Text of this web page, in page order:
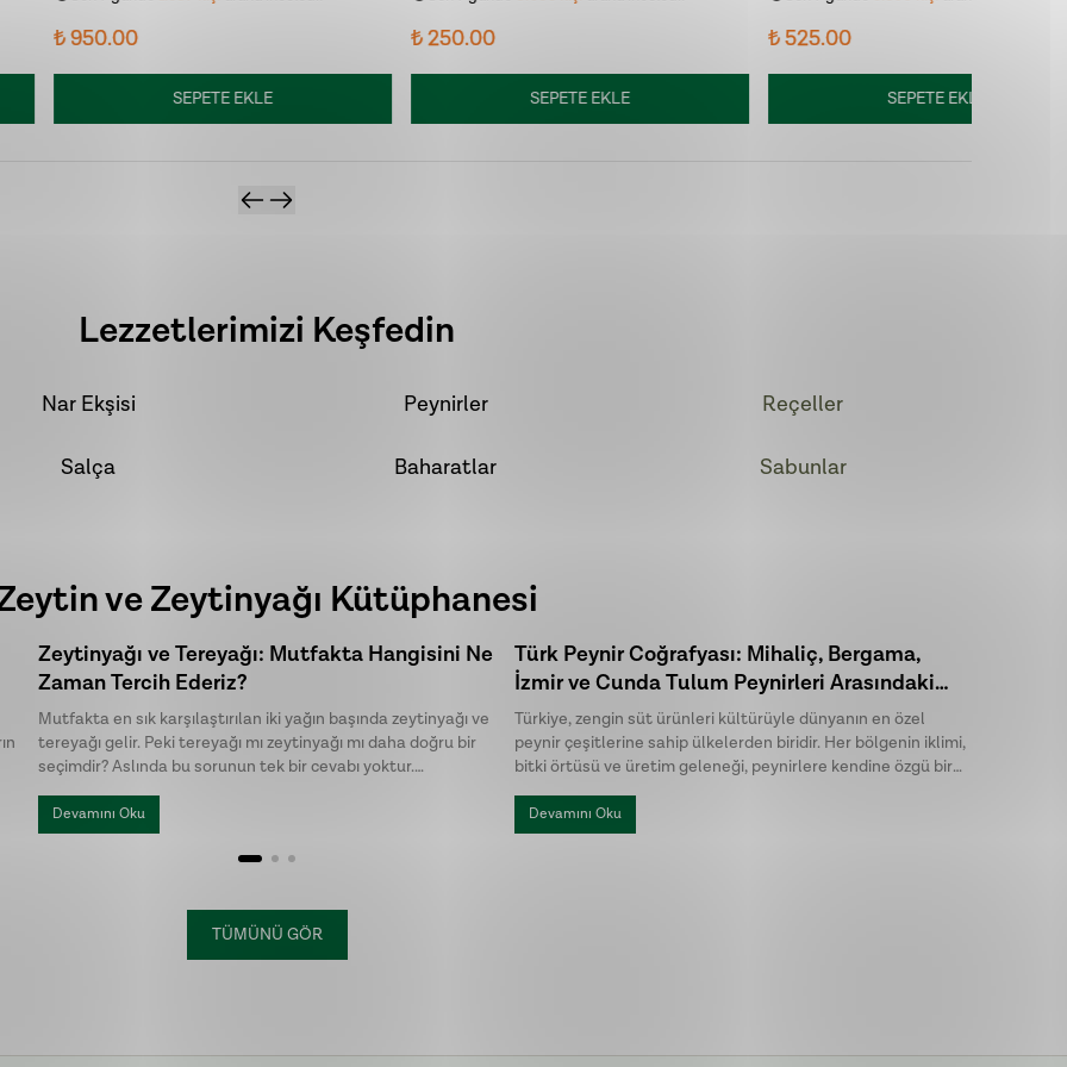
Lezzetlerimizi Keşfedin
Nar Ekşisi Peynirler Reçeller
Salça Baharatlar Sabunlar
ve Zeytinyağı Kütüphanesi
Zeytinyağı ve Tereyağı: Mutfakta Hangisini Ne
Zaman Tercih Ederiz?
Mutfakta en sık karşılaştırılan iki yağın başında zeytinyağı ve
tereyağı gelir. Peki tereyağı mı zeytinyağı mı daha doğru bir
seçimdir? Aslında bu sorunun tek bir cevabı yoktur.
Hazırlanan yemeğin türü, istenen aroma ve pişirme yöntemi,
hangi yağın daha uygun olduğunu belirler.
Devamını Oku
Türk Peynir Coğrafyası: Mihaliç, Bergama,
İzmir ve Cunda Tulum Peynirleri Arasındaki
Farklar
Türkiye, zengin süt ürünleri kültürüyle dünyanın en özel
peynir çeşitlerine sahip ülkelerden biridir. Her bölgenin iklimi,
bitki örtüsü ve üretim geleneği, peynirlere kendine özgü bir
karakter kazandırır. Türk peynirleri arasında öne çıkan Mihaliç
peyniri, Bergama Tulum, İzmir Tulum ve Cunda Tulum ise hem
üretim yöntemleri hem de lezzet profilleriyle birbirinden
Devamını Oku
TÜMÜNÜ GÖR